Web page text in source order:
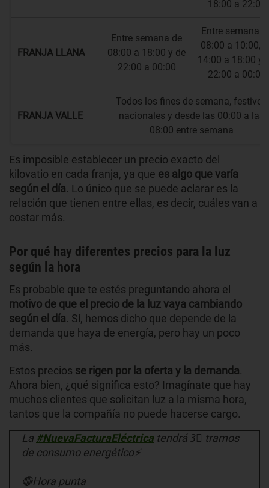
18:00 a 22:00
FRANJA LLANA
Entre semana de
08:00 a 18:00 y de
22:00 a 00:00
Entre semana
08:00 a 10:00,
14:00 a 18:00 y
22:00 a 00:00
FRANJA VALLE
Todos los fines de semana, festivos
nacionales y desde las 00:00 a las
08:00 entre semana
Es imposible establecer un precio exacto del
kilovatio en cada franja, ya que es algo que varía
según el día. Lo único que se puede aclarar es la
relación que tienen entre ellas, es decir, cuáles van a
costar más.
Por qué hay diferentes precios para la luz
según la hora
Es probable que te estés preguntando ahora el
motivo de que el precio de la luz vaya cambiando
según el día. Sí, hemos dicho que depende de la
demanda que haya de energía, pero hay un poco
más.
Estos precios se rigen por la oferta y la demanda.
Ahora bien, ¿qué significa esto? Imagínate que hay
muchos clientes que solicitan luz a la misma hora,
tantos que la compañía no puede hacerse cargo.
La #NuevaFacturaEléctrica tendrá 3⃣ tramos
de consumo energético⚡️
🔴Hora punta